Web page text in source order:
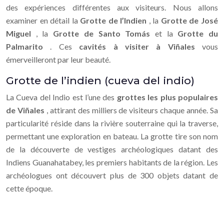
des expériences différentes aux visiteurs. Nous allons
examiner en détail la Grotte de l’Indien , la Grotte de José
Miguel , la Grotte de Santo Tomás et la Grotte du
Palmarito . Ces cavités à visiter à Viñales vous
émerveilleront par leur beauté.
Grotte de l’indien (cueva del indio)
La Cueva del Indio est l’une des grottes les plus populaires
de Viñales , attirant des milliers de visiteurs chaque année. Sa
particularité réside dans la rivière souterraine qui la traverse,
permettant une exploration en bateau. La grotte tire son nom
de la découverte de vestiges archéologiques datant des
Indiens Guanahatabey, les premiers habitants de la région. Les
archéologues ont découvert plus de 300 objets datant de
cette époque.